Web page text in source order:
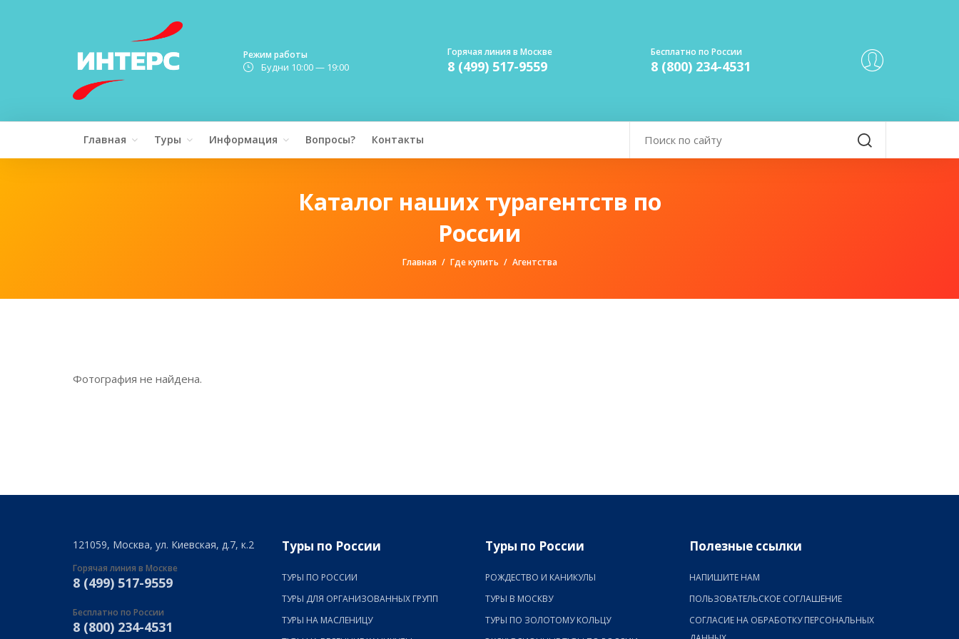
Режим работы
Будни 10:00 — 19:00
Горячая линия в Москве
8 (499) 517-9559
Бесплатно по России
8 (800) 234-4531
Главная Туры Информация Вопросы? Контакты
Каталог наших турагентств по
России
Главная Где купить Агентства
Фотография не найдена.
121059, Москва, ул. Киевская, д.7, к.2
Горячая линия в Москве
8 (499) 517-9559
Бесплатно по России
8 (800) 234-4531
Туры по России
ТУРЫ ПО РОССИИ
ТУРЫ ДЛЯ ОРГАНИЗОВАННЫХ ГРУПП
ТУРЫ НА МАСЛЕНИЦУ
Туры по России
РОЖДЕСТВО И КАНИКУЛЫ
ТУРЫ В МОСКВУ
ТУРЫ ПО ЗОЛОТОМУ КОЛЬЦУ
Полезные ссылки
НАПИШИТЕ НАМ
ПОЛЬЗОВАТЕЛЬСКОЕ СОГЛАШЕНИЕ
СОГЛАСИЕ НА ОБРАБОТКУ ПЕРСОНАЛЬНЫХ